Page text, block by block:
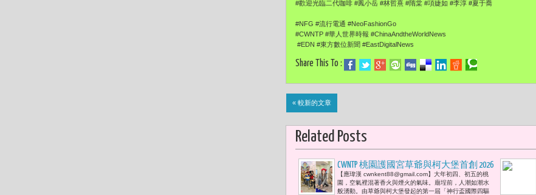
#歡迎光臨二代咖啡 #鳳小岳 #林哲熹 #隋棠 #項婕如 #李淳 #夏于喬
#NFG #流行電通 #NeoFashionGo
#CWNTP #華人世界時報 #ChinaAndtheWorldNews
#EDN #東方數位新聞 #EastDigitalNews
Share This To :
« 較新的文章
Related Posts
CWNTP 桃園護國宮草爺與柯大堡首創 2026
第一屆「神行盃國際四驅車大賽」讓宮
廟文化與四驅車競技並肩而行 郭鬼鬼、
【應瑋漢 cwnkent88@gmail.com】大年初四、初五的桃
園，空氣裡混著香火與煙火的氣味。廟埕前，人潮如潮水
般湧動。由草爺與柯大堡發起的第一屆「神行盃國際四驅